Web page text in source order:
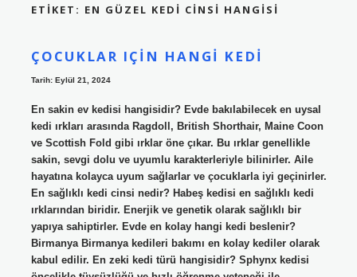
ETIKET: EN GÜZEL KEDI CINSI HANGISI
ÇOCUKLAR IÇIN HANGI KEDI
Tarih: Eylül 21, 2024
En sakin ev kedisi hangisidir? Evde bakılabilecek en uysal
kedi ırkları arasında Ragdoll, British Shorthair, Maine Coon
ve Scottish Fold gibi ırklar öne çıkar. Bu ırklar genellikle
sakin, sevgi dolu ve uyumlu karakterleriyle bilinirler. Aile
hayatına kolayca uyum sağlarlar ve çocuklarla iyi geçinirler.
En sağlıklı kedi cinsi nedir? Habeş kedisi en sağlıklı kedi
ırklarından biridir. Enerjik ve genetik olarak sağlıklı bir
yapıya sahiptirler. Evde en kolay hangi kedi beslenir?
Birmanya Birmanya kedileri bakımı en kolay kediler olarak
kabul edilir. En zeki kedi türü hangisidir? Sphynx kedisi